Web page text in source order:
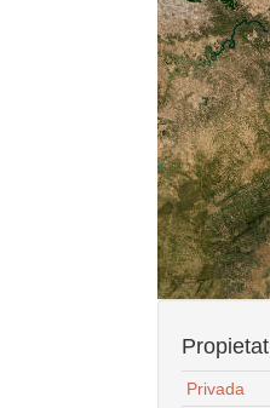
Propietat
Privada